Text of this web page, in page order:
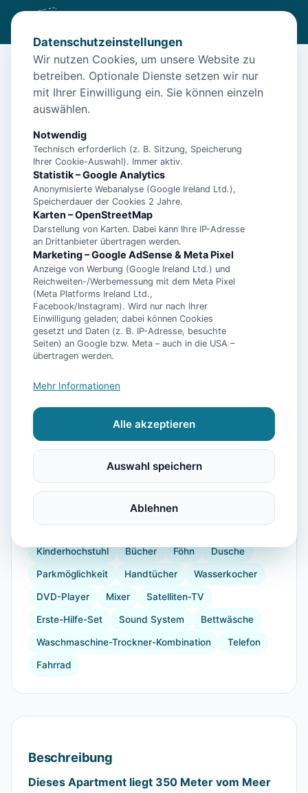
/Unterkünfte /Norden/
Muschelperle Norden – Hunde willkommen
Muschelperle Norden – Hunde
willkommen
26506 Norden
Ausstattung
WLAN
Terrasse Kaffeemaschine
Küchenutensilien Toaster Bügelbrett
Reiten
Strandkorb Gartenmöbel Strand
Kinderhochstuhl Bücher Föhn Dusche
Parkmöglichkeit Handtücher Wasserkocher
DVD-Player Mixer Satelliten-TV
Erste-Hilfe-Set Sound System Bettwäsche
Waschmaschine-Trockner-Kombination Telefon
Fahrrad
Beschreibung
Dieses Apartment liegt 350 Meter vom Meer
Datenschutzeinstellungen
Wir nutzen Cookies, um unsere Website zu
betreiben. Optionale Dienste setzen wir nur
mit Ihrer Einwilligung ein. Sie können einzeln
auswählen.
Notwendig
Technisch erforderlich (z. B. Sitzung, Speicherung
Ihrer Cookie-Auswahl). Immer aktiv.
Statistik – Google Analytics
Anonymisierte Webanalyse (Google Ireland Ltd.),
Speicherdauer der Cookies 2 Jahre.
Karten – OpenStreetMap
Darstellung von Karten. Dabei kann Ihre IP-Adresse
an Drittanbieter übertragen werden.
Marketing – Google AdSense & Meta Pixel
Anzeige von Werbung (Google Ireland Ltd.) und
Reichweiten-/Werbemessung mit dem Meta Pixel
(Meta Platforms Ireland Ltd.,
Facebook/Instagram). Wird nur nach Ihrer
Einwilligung geladen; dabei können Cookies
gesetzt und Daten (z. B. IP-Adresse, besuchte
Seiten) an Google bzw. Meta – auch in die USA –
übertragen werden.
Mehr Informationen
Alle akzeptieren
Auswahl speichern
Ablehnen